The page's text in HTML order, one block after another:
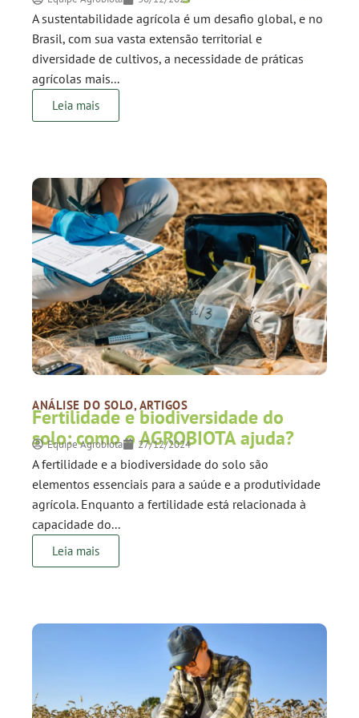
A sustentabilidade agrícola é um desafio global, e no
Brasil, com sua vasta extensão territorial e
diversidade de cultivos, a necessidade de práticas
agrícolas mais...
Leia mais
ANÁLISE DO SOLO, ARTIGOS
Fertilidade e biodiversidade do
solo: como o AGROBIOTA ajuda?
Equipe Agrobiota 27/12/2024
A fertilidade e a biodiversidade do solo são
elementos essenciais para a saúde e a produtividade
agrícola. Enquanto a fertilidade está relacionada à
capacidade do...
Leia mais